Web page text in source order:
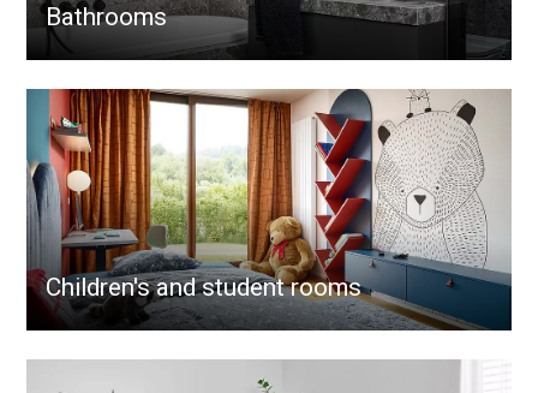
Bathrooms
Children's and student rooms